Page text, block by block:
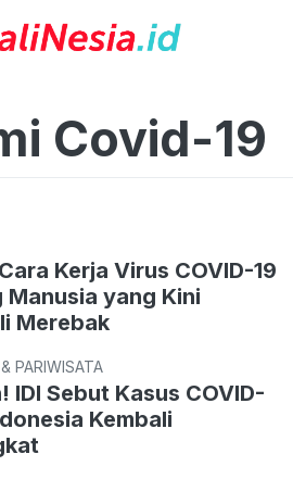
Covid-19
Kerja Virus COVID-19
Manusia yang Kini
Merebak
PARIWISATA
IDI Sebut Kasus COVID-
Kembali